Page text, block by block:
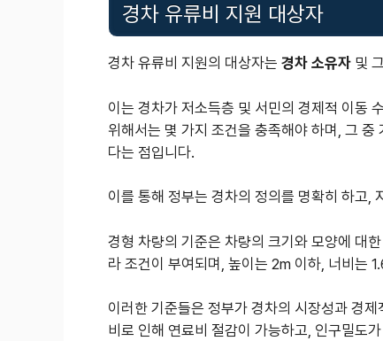
경차 유류비 지원 대상자
경차 유류비 지원의 대상자는 경차 소유자 및
이는 경차가 저소득층 및 서민의 경제적 이동
위해서는 몇 가지 조건을 충족해야 하며, 그 중
다는 점입니다.
이를 통해 정부는 경차의 정의를 명확히 하고,
경형 차량의 기준은 차량의 크기와 모양에 대
라 조건이 부여되며, 높이는 2m 이하, 너비는
이러한 기준들은 정부가 경차의 시장성과 경
비로 인해 연료비 절감이 가능하고, 인구밀도